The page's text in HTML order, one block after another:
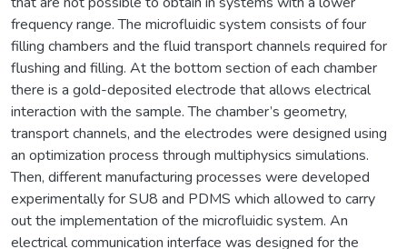
frequency range. The microfluidic system consists of four
filling chambers and the fluid transport channels required for
flushing and filling. At the bottom section of each chamber
there is a gold-deposited electrode that allows electrical
interaction with the sample. The chamber’s geometry,
transport channels, and the electrodes were designed using
an optimization process through multiphysics simulations.
Then, different manufacturing processes were developed
experimentally for SU8 and PDMS which allowed to carry
out the implementation of the microfluidic system. An
electrical communication interface was designed for the